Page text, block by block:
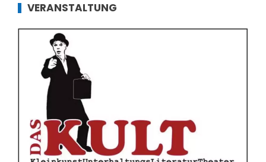
VERANSTALTUNG